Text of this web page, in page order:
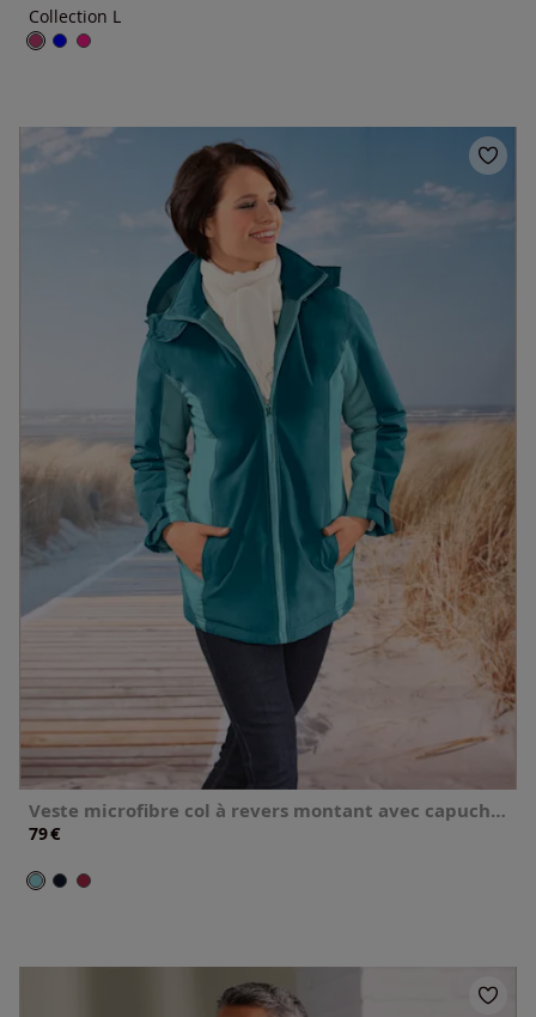
Collection L
Veste microfibre col à revers montant avec capuche amovible
79€